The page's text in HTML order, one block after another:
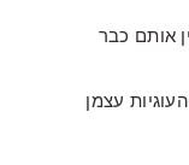
אותם כבר
עצמן